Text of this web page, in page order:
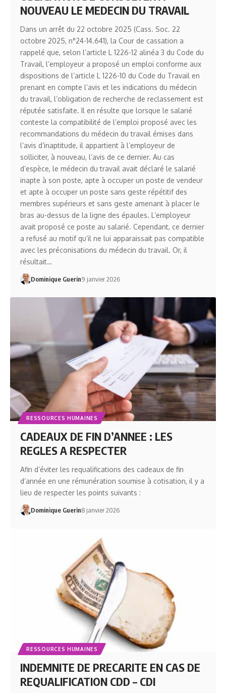
NOUVEAU LE MEDECIN DU TRAVAIL
Dans un arrêt du 22 octobre 2025 (Cass. Soc. 22
octobre 2025, n°24-14.641), la Cour de cassation a
rappelé que, selon l’article L 1226-12 alinéa 3 du Code du
Travail, l’employeur a proposé un emploi conforme aux
dispositions de l’article L 1226-10 du Code du Travail en
prenant en compte l’avis et les indications du médecin
du travail, l’obligation de recherche de reclassement est
réputée satisfaite. Il en résulte que lorsque le salarié
conteste la compatibilité de l’emploi proposé avec les
recommandations du médecin du travail émises dans
l’avis d’inaptitude, il appartient à l’employeur de
solliciter, à nouveau, l’avis de ce dernier. Au cas
d’espèce, le médecin du travail avait déclaré le salarié
inapte à son poste, apte à occuper un poste de vendeur
et apte à occuper un poste sans geste répétitif des
membres supérieurs et sans geste amenant à placer le
bras au-dessus de la ligne des épaules. L’employeur
avait proposé ce poste au salarié. Cependant, ce dernier
a refusé au motif qu’il ne lui apparaissait pas compatible
avec les préconisations du médecin du travail. Or, il
résultait…
Dominique Guerin9 janvier 2026
RESSOURCES HUMAINES
CADEAUX DE FIN D’ANNEE : LES
REGLES A RESPECTER
Afin d’éviter les requalifications des cadeaux de fin
d’année en une rémunération soumise à cotisation, il y a
lieu de respecter les points suivants :
Dominique Guerin8 janvier 2026
RESSOURCES HUMAINES
INDEMNITE DE PRECARITE EN CAS DE
REQUALIFICATION CDD – CDI